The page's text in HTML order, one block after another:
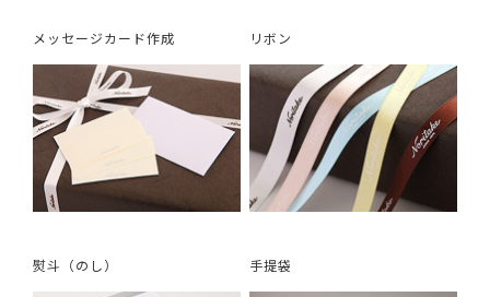
メッセージカード作成 リボン
熨斗（のし） 手提袋